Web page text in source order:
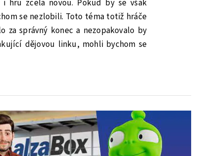
hru zcela novou. Pokud by se však
se nezlobili. Toto téma totiž hráče
správný konec a nezopakovalo by
dějovou linku, mohli bychom se